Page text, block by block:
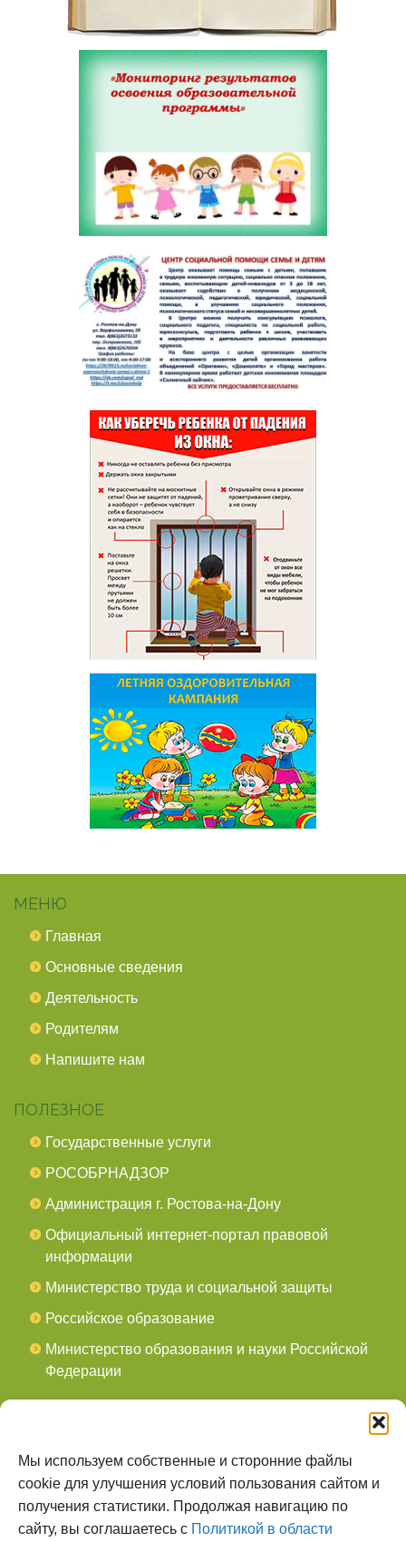
Мы используем собственные и сторонние файлы
cookie для улучшения условий пользования сайтом и
получения статистики. Продолжая навигацию по
сайту, вы соглашаетесь с Политикой в области
МЕНЮ
Главная
Основные сведения
Деятельность
Родителям
Напишите нам
ПОЛЕЗНОЕ
Государственные услуги
РОСОБРНАДЗОР
Администрация г. Ростова-на-Дону
Официальный интернет-портал правовой
информации
Министерство труда и социальной защиты
Российское образование
Министерство образования и науки Российской
Федерации
мы в Контакте
О НАС